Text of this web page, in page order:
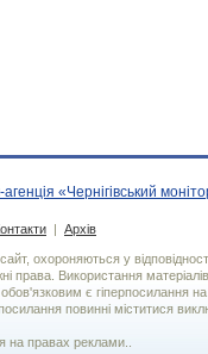
«Чернігівський
| Архів
охороняються у
права. Використання
є гiперпосилання на
повинні міститися
на правах реклами..